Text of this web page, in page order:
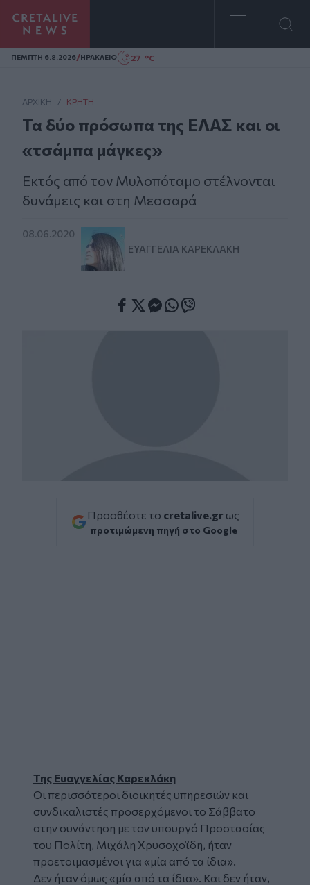
Homepage
ΠΕΜΠΤΗ 6.8.2026/ΗΡΑΚΛΕΙΟ 27 °C
ΑΡΧΙΚΗ / ΚΡΉΤΗ
Τα δύο πρόσωπα της ΕΛΑΣ και οι
«τσάμπα μάγκες»
Εκτός από τον Μυλοπόταμο στέλνονται
δυνάμεις και στη Μεσσαρά
08.06.2020
ΕΥΑΓΓΕΛΊΑ ΚΑΡΕΚΛΆΚΗ
Προσθέστε το cretalive.gr ως
προτιμώμενη πηγή στο Google
Της Ευαγγελίας Καρεκλάκη
Οι περισσότεροι διοικητές υπηρεσιών και
συνδικαλιστές προσερχόμενοι το Σάββατο
στην συνάντηση με τον υπουργό Προστασίας
του Πολίτη, Μιχάλη Χρυσοχοϊδη, ήταν
προετοιμασμένοι για «μία από τα ίδια».
Δεν ήταν όμως «μία από τα ίδια». Και δεν ήταν,